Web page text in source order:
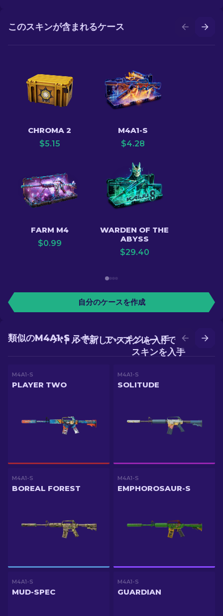
このスキンが含まれるケース
CHROMA 2
$5.15
M4A1-S
$4.28
FARM M4
$0.99
WARDEN OF THE
ABYSS
$29.40
自分のケースを作成
アップグレードでより良い
スキンを入手
バトルで新しいスキンを入手
類似のM4A1-S スキン
M4A1-S
PLAYER TWO
M4A1-S
SOLITUDE
M4A1-S
BOREAL FOREST
M4A1-S
EMPHOROSAUR-S
M4A1-S
MUD-SPEC
M4A1-S
GUARDIAN